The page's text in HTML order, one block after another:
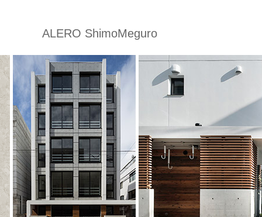
ALERO ShimoMeguro